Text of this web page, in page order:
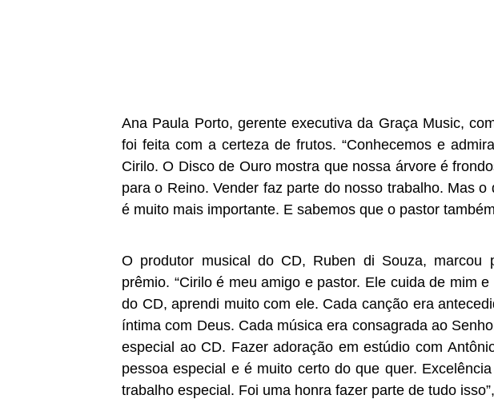
Ana Paula Porto, gerente executiva da Graça Music,
foi feita com a certeza de frutos. “Conhecemos e
Cirilo. O Disco de Ouro mostra que nossa árvore é
para o Reino. Vender faz parte do nosso trabalho. Mas
é muito mais importante. E sabemos que o pastor
O produtor musical do CD, Ruben di Souza, marcou
prêmio. “Cirilo é meu amigo e pastor. Ele cuida de mim
do CD, aprendi muito com ele. Cada canção era
íntima com Deus. Cada música era consagrada ao
especial ao CD. Fazer adoração em estúdio com
pessoa especial e é muito certo do que quer.
trabalho especial. Foi uma honra fazer parte de tudo